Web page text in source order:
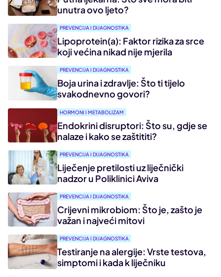
unutra ovo ljeto?
PREVENCIJA I DIJAGNOSTIKA
Lipoprotein(a): Faktor rizika za srce
koji većina nikad nije mjerila
PREVENCIJA I DIJAGNOSTIKA
Boja urina i zdravlje: Što ti tijelo
svakodnevno govori?
HORMONI I METABOLIZAM
Endokrini disruptori: Što su, gdje se
nalaze i kako se zaštititi?
PREVENCIJA I DIJAGNOSTIKA
Liječenje pretilosti uz liječnički
nadzor u Poliklinici Aviva
PREVENCIJA I DIJAGNOSTIKA
Crijevni mikrobiom: Što je, zašto je
važan i najveći mitovi
PREVENCIJA I DIJAGNOSTIKA
Testiranje na alergije: Vrste testova,
simptomi i kada k liječniku